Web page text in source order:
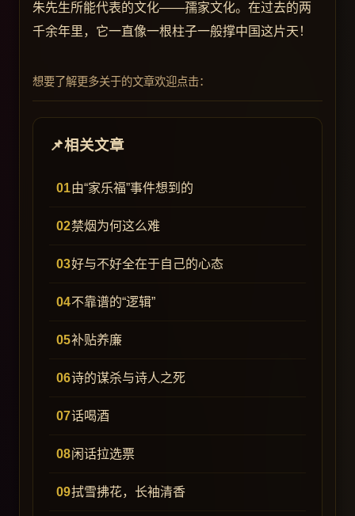
朱先生所能代表的文化——孺家文化。在过去的两
千余年里，它一直像一根柱子一般撑中国这片天！
想要了解更多关于的文章欢迎点击：
相关文章
由“家乐福”事件想到的
禁烟为何这么难
好与不好全在于自己的心态
不靠谱的“逻辑”
补贴养廉
诗的谋杀与诗人之死
话喝酒
闲话拉选票
拭雪拂花，长袖清香